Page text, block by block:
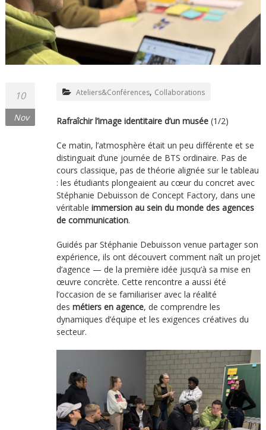
10
Nov
Ateliers&Conférences, Collaborations
Rafraîchir l’image identitaire d’un musée(1/2)
Ce matin, l’atmosphère était un peu différente et se
distinguait d’une journée de BTS ordinaire. Pas de
cours classique, pas de théorie alignée sur le tableau
: les étudiants plongeaient au cœur du concret avec
Stéphanie Debuisson de Concept Factory, dans une
véritable immersion au sein du monde des agences
de communication.
Guidés par Stéphanie Debuisson venue partager son
expérience, ils ont découvert comment naît un projet
d’agence — de la première idée jusqu’à sa mise en
œuvre concrète. Cette rencontre a aussi été
l’occasion de se familiariser avec la réalité
des métiers en agence, de comprendre les
dynamiques d’équipe et les exigences créatives du
secteur.